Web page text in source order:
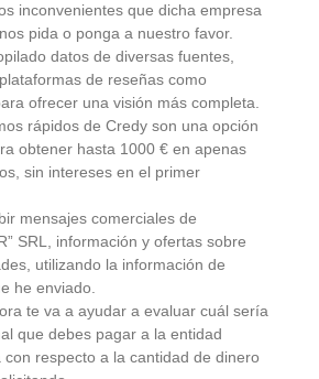
inconvenientes que dicha empresa
pida o ponga a nuestro favor.
datos de diversas fuentes,
de reseñas como
ofrecer una visión más completa.
rápidos de Credy son una opción
obtener hasta 1000 € en apenas
sin intereses en el primer
mensajes comerciales de
SRL, información y ofertas sobre
utilizando la información de
he enviado.
te va a ayudar a evaluar cuál sería
que debes pagar a la entidad
con respecto a la cantidad de dinero